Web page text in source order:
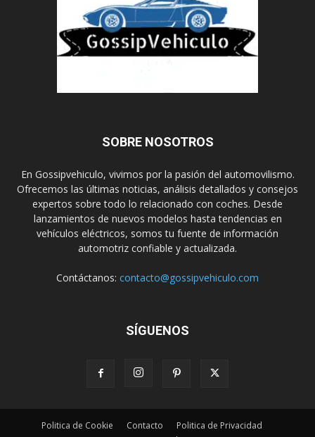
SOBRE NOSOTROS
En Gossipvehiculo, vivimos por la pasión del automovilismo.
Ofrecemos las últimas noticias, análisis detallados y consejos
expertos sobre todo lo relacionado con coches. Desde
lanzamientos de nuevos modelos hasta tendencias en
vehículos eléctricos, somos tu fuente de información
automotriz confiable y actualizada.
Contáctanos: contacto@gossipvehiculo.com
SÍGUENOS
Politica de Cookie Contacto
Politica de Privacidad